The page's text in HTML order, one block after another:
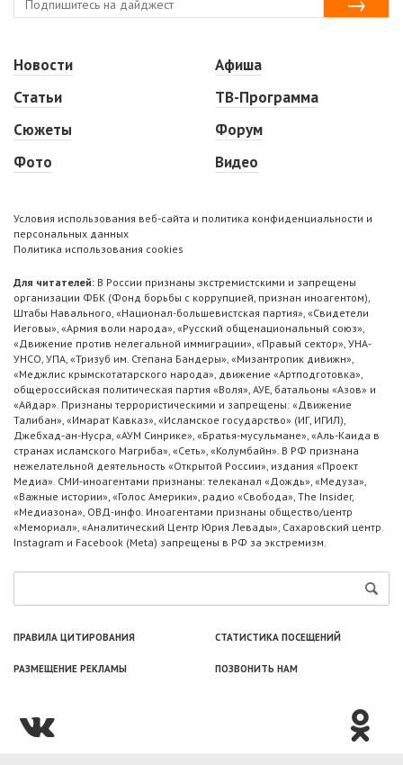
Новости
Статьи
Сюжеты
Фото
Афиша
ТВ-Программа
Форум
Видео
Условия использования веб-сайта и политика конфиденциальности и
персональных данных
Политика использования cookies
Для читателей: В России признаны экстремистскими и запрещены
организации ФБК (Фонд борьбы с коррупцией, признан иноагентом),
Штабы Навального, «Национал-большевистская партия», «Свидетели
Иеговы», «Армия воли народа», «Русский общенациональный союз»,
«Движение против нелегальной иммиграции», «Правый сектор», УНА-
УНСО, УПА, «Тризуб им. Степана Бандеры», «Мизантропик дивижн»,
«Меджлис крымскотатарского народа», движение «Артподготовка»,
общероссийская политическая партия «Воля», АУЕ, батальоны «Азов» и
«Айдар». Признаны террористическими и запрещены: «Движение
Талибан», «Имарат Кавказ», «Исламское государство» (ИГ, ИГИЛ),
Джебхад-ан-Нусра, «АУМ Синрике», «Братья-мусульмане», «Аль-Каида в
странах исламского Магриба», «Сеть», «Колумбайн». В РФ признана
нежелательной деятельность «Открытой России», издания «Проект
Медиа». СМИ-иноагентами признаны: телеканал «Дождь», «Медуза»,
«Важные истории», «Голос Америки», радио «Свобода», The Insider,
«Медиазона», ОВД-инфо. Иноагентами признаны общество/центр
«Мемориал», «Аналитический Центр Юрия Левады», Сахаровский центр.
Instagram и Facebook (Metа) запрещены в РФ за экстремизм.
ПРАВИЛА ЦИТИРОВАНИЯ СТАТИСТИКА ПОСЕЩЕНИЙ
РАЗМЕЩЕНИЕ РЕКЛАМЫ ПОЗВОНИТЬ НАМ